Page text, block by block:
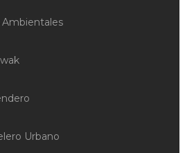
Ambientales
Urbano